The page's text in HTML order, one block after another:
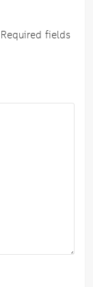
Required fields